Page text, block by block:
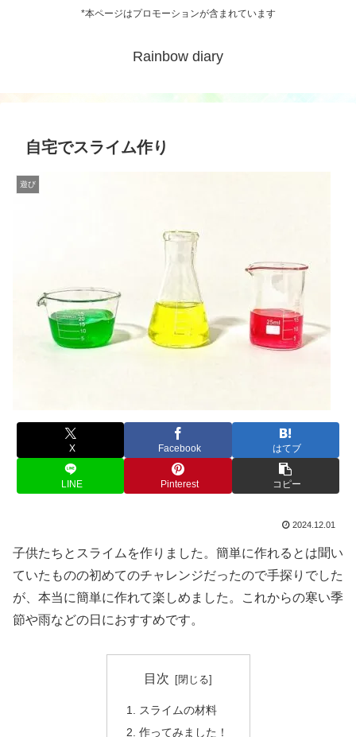
*本ページはプロモーションが含まれています
Rainbow diary
自宅でスライム作り
遊び
X Facebook はてブ
LINE Pinterest コピー
2024.12.01
子供たちとスライムを作りました。簡単に作れるとは聞い
ていたものの初めてのチャレンジだったので手探りでした
が、本当に簡単に作れて楽しめました。これからの寒い季
節や雨などの日におすすめです。
目次
スライムの材料
作ってみました！